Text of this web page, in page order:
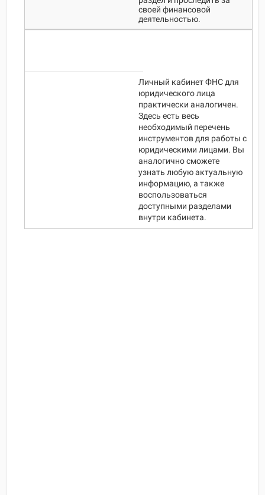
своей финансовой
деятельностью.
Личный кабинет ФНС для
юридического лица
практически аналогичен.
Здесь есть весь
необходимый перечень
инструментов для работы с
юридическими лицами. Вы
аналогично сможете
узнать любую актуальную
информацию, а также
воспользоваться
доступными разделами
внутри кабинета.